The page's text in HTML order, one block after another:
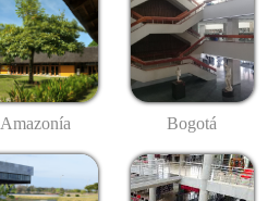
Amazonía Bogotá